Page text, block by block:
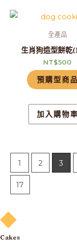
全產品
生肖狗造型餅乾
NT$500
預購型商品
加入購物車
1 2 3
17
Cakes